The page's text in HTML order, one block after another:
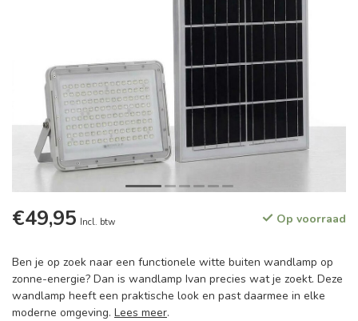
€49,95 Incl. btw Op voorraad
Ben je op zoek naar een functionele witte buiten wandlamp op
zonne-energie? Dan is wandlamp Ivan precies wat je zoekt. Deze
wandlamp heeft een praktische look en past daarmee in elke
moderne omgeving. Lees meer.